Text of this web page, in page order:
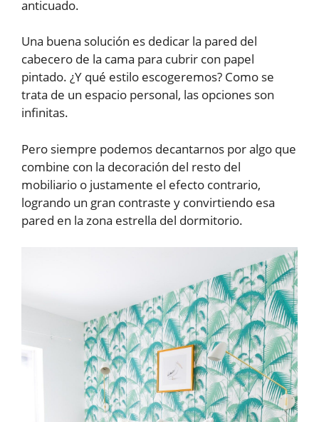
anticuado.
Una buena solución es dedicar la pared del
cabecero de la cama para cubrir con papel
pintado. ¿Y qué estilo escogeremos? Como se
trata de un espacio personal, las opciones son
infinitas.
Pero siempre podemos decantarnos por algo que
combine con la decoración del resto del
mobiliario o justamente el efecto contrario,
logrando un gran contraste y convirtiendo esa
pared en la zona estrella del dormitorio.